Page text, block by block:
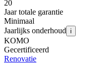
20
Jaar totale garantie
Minimaal
Jaarlijks onderhoud i
KOMO
Gecertificeerd
Renovatie